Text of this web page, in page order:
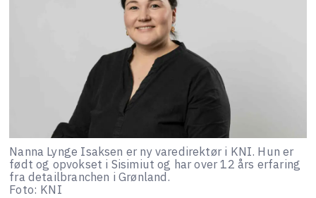
Nanna Lynge Isaksen er ny varedirektør i KNI. Hun er
født og opvokset i Sisimiut og har over 12 års erfaring
fra detailbranchen i Grønland.
Foto: KNI